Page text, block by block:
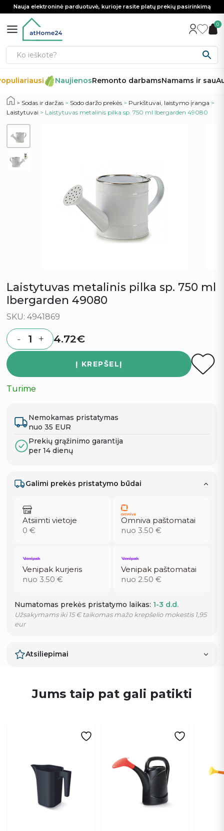
Nauja elektroninė parduotuvė, kurioje rasite platų prekių pasirinkimą
0
NaujienosRemonto darbamsNamams ir sau
Sodas ir daržas > Sodo daržo prekės > Purkštuvai, laistymo įranga >
Laistytuvai > Laistytuvas metalinis pilka sp. 750 ml Ibergarden 49080
Laistytuvas metalinis pilka sp. 750 ml
Ibergarden 49080
SKU: 4941869
Quantity
- + 4.72€
Į KREPŠELĮ
Turime
Nemokamas pristatymas
nuo 35 EUR
Prekių grąžinimo garantija
per 14 dienų
Galimi prekės pristatymo būdai
Atsiimti vietoje
0 €
Omniva paštomatai
nuo 3.50 €
Venipak kurjeris
nuo 3.50 €
Venipak paštomatai
nuo 2.50 €
Numatomas prekės pristatymo laikas: 1-3 d.d.
Užsakymams iki 15 € taikomas mažo krepšelio mokestis 1,95
eur
Atsiliepimai
Jums taip pat gali patikti